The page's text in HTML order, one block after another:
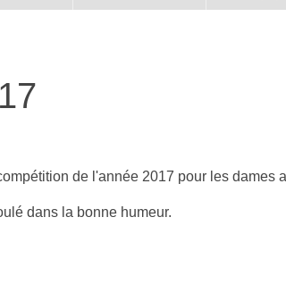
de l'année 2017 pour les dames
dans la bonne humeur.